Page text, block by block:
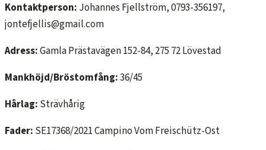
Kontaktperson: Johannes Fjellström, 0793-356197,
jontefjellis@gmail.com
Adress:Gamla Prästavägen 152-84, 275 72 Lövestad
Mankhöjd/Bröstomfång:36/45
Hårlag: Strävhårig
Fader: SE17368/2021 Campino Vom Freischütz-Ost